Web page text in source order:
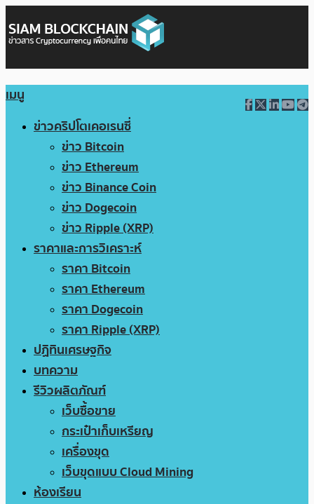
เมนู
ข่าวคริปโตเคอเรนซี่
ข่าว Bitcoin
ข่าว Ethereum
ข่าว Binance Coin
ข่าว Dogecoin
ข่าว Ripple (XRP)
ราคาและการวิเคราะห์
ราคา Bitcoin
ราคา Ethereum
ราคา Dogecoin
ราคา Ripple (XRP)
ปฏิทินเศรษฐกิจ
บทความ
รีวิวผลิตภัณฑ์
เว็บซื้อขาย
กระเป๋าเก็บเหรียญ
เครื่องขุด
เว็บขุดแบบ Cloud Mining
ห้องเรียน